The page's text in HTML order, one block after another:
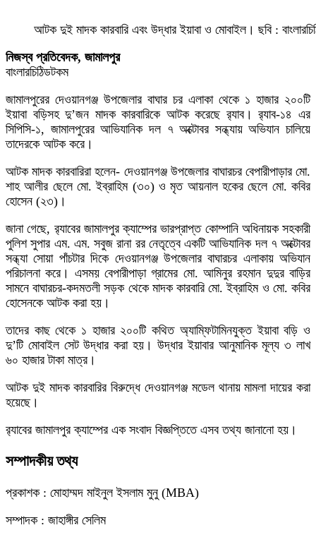
আটক দুই মাদক কারবারি এবং উদ্ধার ইয়াবা ও মোবাইল। ছবি :
নিজস্ব প্রতিবেদক, জামালপুর
বাংলারচিঠিডটকম
জামালপুরের দেওয়ানগঞ্জ উপজেলার বাঘার চর এলাকা থেকে ১ হাজার ২০০টি
ইয়াবা বড়িসহ দু’জন মাদক কারবারিকে আটক করেছে র‌্যাব। র‌্যাব-১৪ এর
সিপিসি-১, জামালপুরের আভিযানিক দল ৭ অক্টোবর সন্ধ্যায় অভিযান চালিয়ে
তাদেরকে আটক করে।
আটক মাদক কারবারিরা হলেন- দেওয়ানগঞ্জ উপজেলার বাঘারচর বেপারীপাড়ার মো.
শাহ আলীর ছেলে মো. ইব্রাহিম (৩০) ও মৃত আয়নাল হকের ছেলে মো. কবির
হোসেন (২৩)।
জানা গেছে, র‌্যাবের জামালপুর ক্যাম্পের ভারপ্রাপ্ত কোম্পানি অধিনায়ক সহকারী
পুলিশ সুপার এম. এম. সবুজ রানা রর নেতৃত্বে একটি আভিযানিক দল ৭ অক্টোবর
সন্ধ্যা সোয়া পাঁচটার দিকে দেওয়ানগঞ্জ উপজেলার বাঘারচর এলাকায় অভিযান
পরিচালনা করে। এসময় বেপারীপাড়া গ্রামের মো. আমিনুর রহমান দুদুর বাড়ির
সামনে বাঘারচর-কদমতলী সড়ক থেকে মাদক কারবারি মো. ইব্রাহিম ও মো. কবির
হোসেনকে আটক করা হয়।
তাদের কাছ থেকে ১ হাজার ২০০টি কথিত অ্যাম্ফিটামিনযুক্ত ইয়াবা বড়ি ও
দু’টি মোবাইল সেট উদ্ধার করা হয়। উদ্ধার ইয়াবার আনুমানিক মূল্য ৩ লাখ
৬০ হাজার টাকা মাত্র।
আটক দুই মাদক কারবারির বিরুদ্ধে দেওয়ানগঞ্জ মডেল থানায় মামলা দায়ের করা
হয়েছে।
র‌্যাবের জামালপুর ক্যাম্পের এক সংবাদ বিজ্ঞপ্তিতে এসব তথ্য জানানো হয়।
সম্পাদকীয় তথ্য
প্রকাশক : মোহাম্মদ মাইনুল ইসলাম মুনু (MBA)
সম্পাদক : জাহাঙ্গীর সেলিম